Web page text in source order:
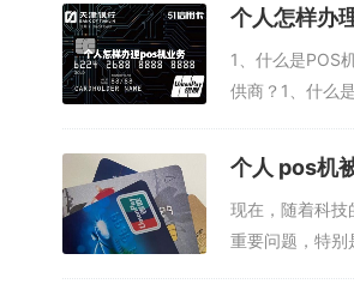
个人怎样办
1、什么是POS
供商？1、什么
个人 pos机
现在，随着科技
重要问题，特别